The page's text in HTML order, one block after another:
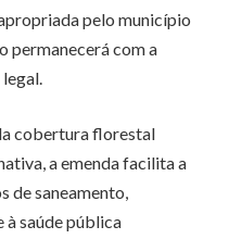
pelo município
permanecerá com a
cobertura florestal
a emenda facilita a
de saneamento,
à saúde pública